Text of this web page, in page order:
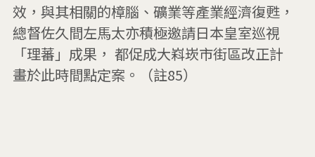
效，與其相關的樟腦、礦業等產業經濟復甦，
總督佐久間左馬太亦積極邀請日本皇室巡視
「理蕃」成果， 都促成大嵙崁市街區改正計
畫於此時間點定案。（註85）